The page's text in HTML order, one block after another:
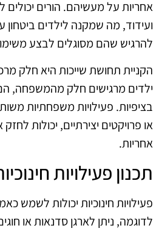
אחריות על מעשיהם. הורים
ועידוד, מה שמקנה לילדים ביטחון
להרגיש שהם מסוגלים לבצע
הקניית תחושת שייכות היא חלק
ילדים מרגישים חלק מהמשפחה,
בציפיות. פעילויות משפחתיות
או פרויקטים יצירתיים, יכולות
אחריות.
תכנון פעילויות
פעילויות חינוכיות יכולות לשמש
לדוגמה, ניתן לארגן סדנאות או